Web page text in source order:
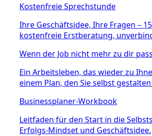
Kostenfreie Sprechstunde
Ihre Geschäftsidee, Ihre Fragen –
kostenfreie Erstberatung,
Wenn der Job nicht mehr zu dir
Ein Arbeitsleben, das wieder zu
einem Plan, den Sie selbst
Businessplaner-Workbook
Leitfaden für den Start in die
Erfolgs-Mindset und Geschäftsidee.